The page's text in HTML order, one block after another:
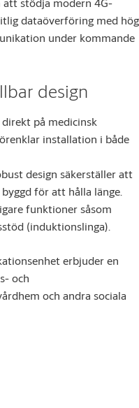
dataöverföring med hög
under kommande
design
på medicinsk
installation i både
design säkerställer att
för att hålla länge.
funktioner såsom
(induktionslinga).
erbjuder en
och
och andra sociala